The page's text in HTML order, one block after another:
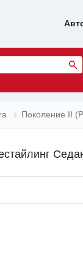
Поколение II